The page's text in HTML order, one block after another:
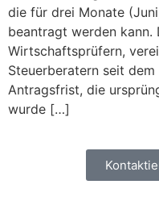
die für drei Monate
beantragt werden kann.
Wirtschaftsprüfern,
Steuerberatern seit
Antragsfrist, die
wurde […]